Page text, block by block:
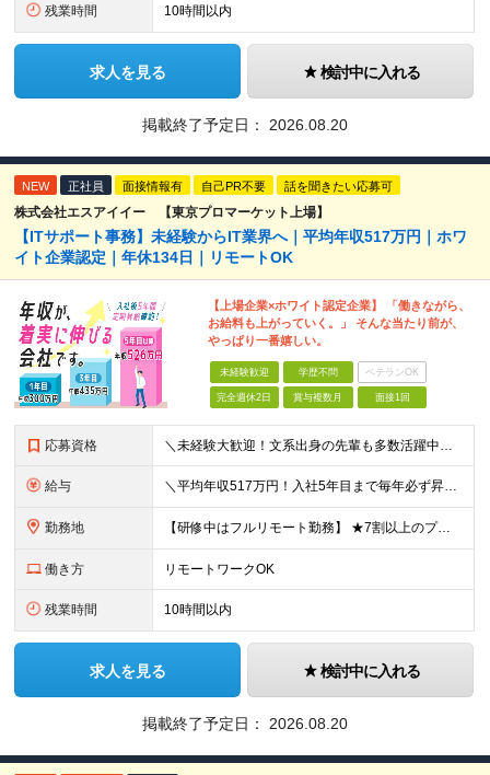
残業時間 10時間以内
求人を見る 検討中に入れる
掲載終了予定日： 2026.08.20
NEW 正社員 面接情報有 自己PR不要 話を聞きたい応募可
株式会社エスアイイー 【東京プロマーケット上場】
【ITサポート事務】未経験からIT業界へ｜平均年収517万円｜ホワ
イト企業認定｜年休134日｜リモートOK
【上場企業×ホワイト認定企業】 「働きながら、
お給料も上がっていく。」 そんな当たり前が、
やっぱり一番嬉しい。
未経験歓迎 学歴不問 ベテランOK
完全週休2日 賞与複数月 面接1回
応募資格 ＼未経験大歓迎！文系出身の先輩も多数活躍中／ ◆PCスキルに自信のない方も歓迎 ◆完全未経験OK ◆社会人デビューもOK ◆学歴不問 「働きながら少しずつ専門スキルを身につけたい」という意欲重視の採
給与 ＼平均年収517万円！入社5年目まで毎年必ず昇給／ ■賞与年3回 ■年収800万円以上も可 ■入社3年以上の平均年収469.2万円 月給23万2000円以上＋賞与年3回＋各種手当 ☆入社5年目まで最
勤務地 【研修中はフルリモート勤務】 ★7割以上のプロジェクトでリモートワークを導入 ★一都三県のプロジェクト先 ★転居を伴う転勤なし ＜プロジェクト先＞ 東京・神奈川・千葉・埼玉でのプロジェクト先にて勤務
働き方 リモートワークOK
残業時間 10時間以内
求人を見る 検討中に入れる
掲載終了予定日： 2026.08.20